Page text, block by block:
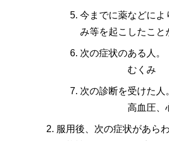
今までに薬などによ
み等を起こしたこと
次の症状のある人。
むくみ
次の診断を受けた人
高血圧、心臓
服用後、次の症状があら